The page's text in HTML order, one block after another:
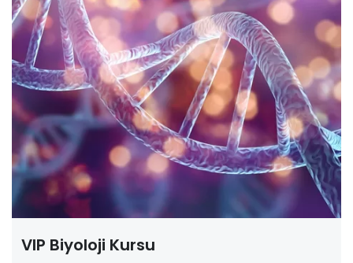
VIP Biyoloji Kursu